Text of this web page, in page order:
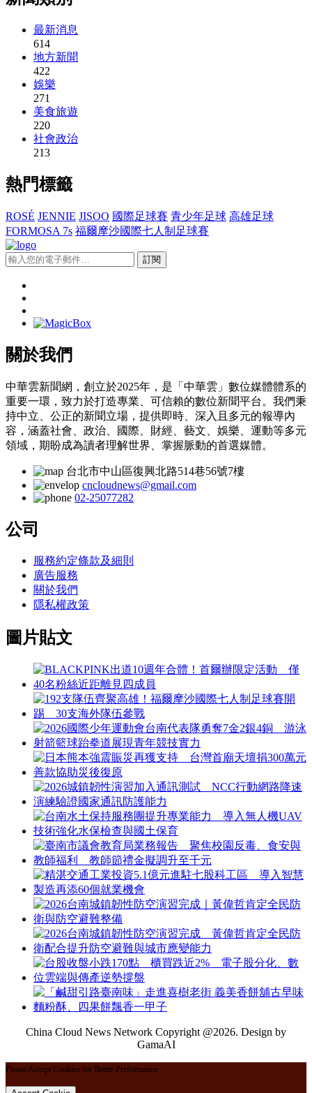
最新消息
614
地方新聞
422
娛樂
271
美食旅遊
220
社會政治
213
熱門標籤
ROSÉ JENNIE JISOO 國際足球賽 青少年足球 高雄足球
FORMOSA 7s 福爾摩沙國際七人制足球賽
訂閱
關於我們
中華雲新聞網，創立於2025年，是「中華雲」數位媒體體系的
重要一環，致力於打造專業、可信賴的數位新聞平台。我們秉
持中立、公正的新聞立場，提供即時、深入且多元的報導內
容，涵蓋社會、政治、國際、財經、藝文、娛樂、運動等多元
領域，期盼成為讀者理解世界、掌握脈動的首選媒體。
台北市中山區復興北路514巷56號7樓
cncloudnews@gmail.com
02-25077282
公司
服務約定條款及細則
廣告服務
關於我們
隱私權政策
圖片貼文
China Cloud News Network Copyright @2026. Design by
GamaAI
Please Accept Cookies for Better Performance